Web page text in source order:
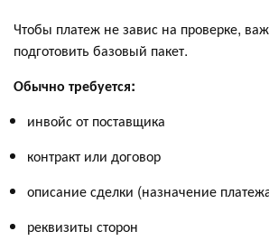
Чтобы платеж не завис на проверке,
подготовить базовый пакет.
Обычно требуется:
инвойс от поставщика
контракт или договор
описание сделки (назначение
реквизиты сторон